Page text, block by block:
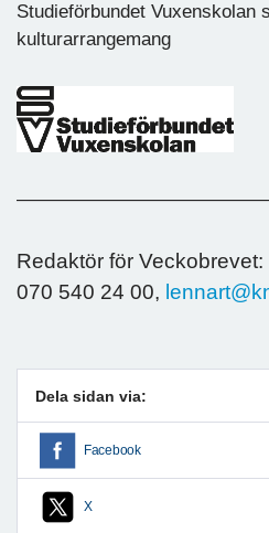
Studieförbundet Vuxenskolan
kulturarrangemang
Redaktör för
070 540 24 00,
Dela sidan via:
Facebook
X